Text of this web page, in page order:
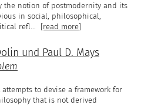
the notion of postmodernity and its
in social, philosophical,
refl
[read more]
und Paul D. Mays
attempts to devise a framework for
that is not derived